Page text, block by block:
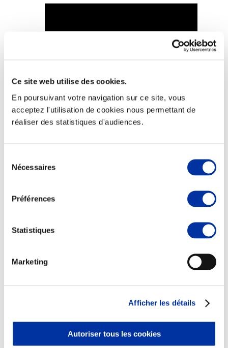
Ce site web utilise des cookies.
En poursuivant votre navigation sur ce site, vous
acceptez l'utilisation de cookies nous permettant de
réaliser des statistiques d'audiences.
Nécessaires
Préférences
Statistiques
Marketing
Afficher les détails
Autoriser tous les cookies
Autonomie des élevages
Economie de ressources
Evaluation environnementale
Bien-être, Protection et Santé des animaux